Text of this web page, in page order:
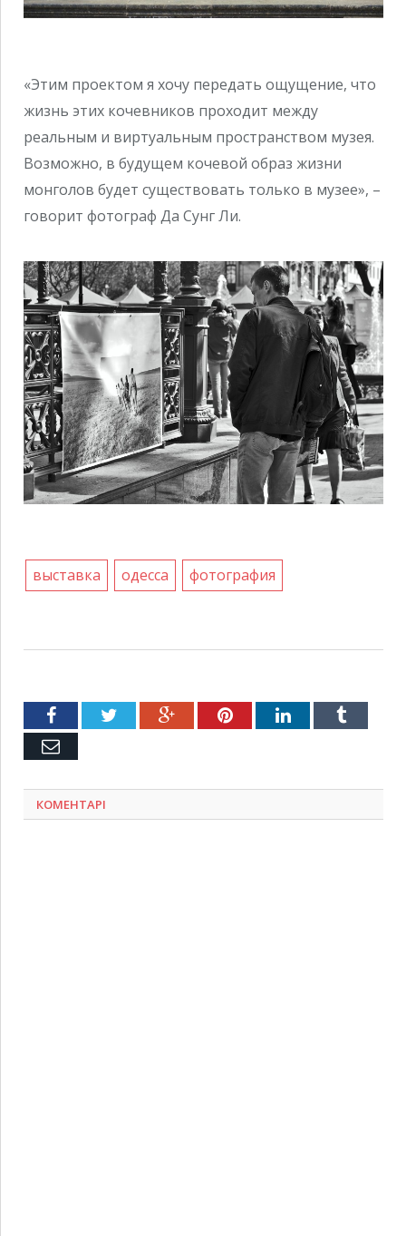
«Этим проектом я хочу передать ощущение, что
жизнь этих кочевников проходит между
реальным и виртуальным пространством музея.
Возможно, в будущем кочевой образ жизни
монголов будет существовать только в музее», –
говорит фотограф Да Сунг Ли.
выставка одесса фотография
FacebookTwitter Google+PinterestLinkedInTumblr
Емейл
КОМЕНТАРІ